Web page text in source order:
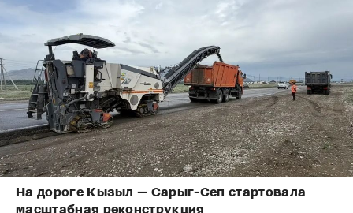
На дороге Кызыл — Сарыг-Сеп стартовала